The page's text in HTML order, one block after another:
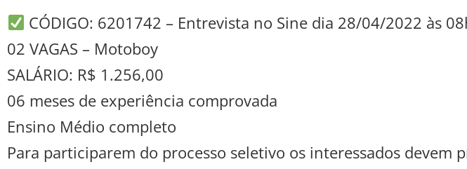
CÓDIGO: 6201742 – Entrevista no Sine dia 28/04/2022 às
02 VAGAS – Motoboy
SALÁRIO: R$ 1.256,00
06 meses de experiência comprovada
Ensino Médio completo
Para participarem do processo seletivo os interessados devem